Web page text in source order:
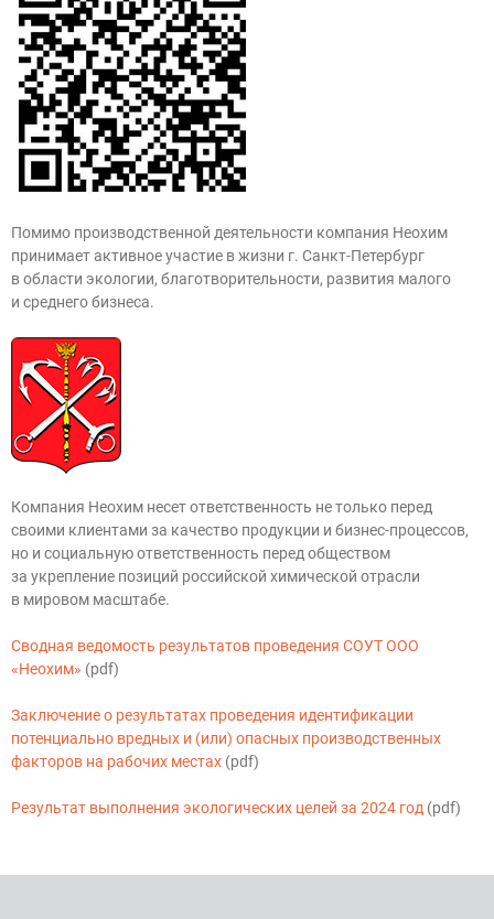
Помимо производственной деятельности компания Неохим
принимает активное участие в жизни г. Санкт-Петербург
в области экологии, благотворительности, развития малого
и среднего бизнеса.
Компания Неохим несет ответственность не только перед
своими клиентами за качество продукции и бизнес-процессов,
но и социальную ответственность перед обществом
за укрепление позиций российской химической отрасли
в мировом масштабе.
Сводная ведомость результатов проведения СОУТ ООО
«Неохим» (pdf)
Заключение о результатах проведения идентификации
потенциально вредных и (или) опасных производственных
факторов на рабочих местах (pdf)
Результат выполнения экологических целей за 2024 год (pdf)